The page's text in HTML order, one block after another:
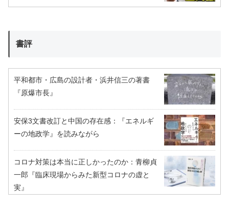
書評
平和都市・広島の設計者・浜井信三の著書
『原爆市長』
安保3文書改訂と中国の存在感：『エネルギ
ーの地政学』を読みながら
コロナ対策は本当に正しかったのか：青柳貞
一郎『臨床現場からみた新型コロナの虚と
実』